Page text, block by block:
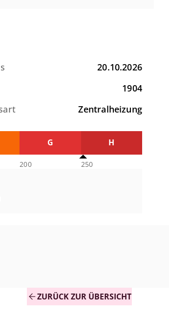
(m²a)
anbieten zu können, da wir
werden.
20.10.2026
1904
Zentralheizung
G H
200 250
ZURÜCK ZUR ÜBERSICHT